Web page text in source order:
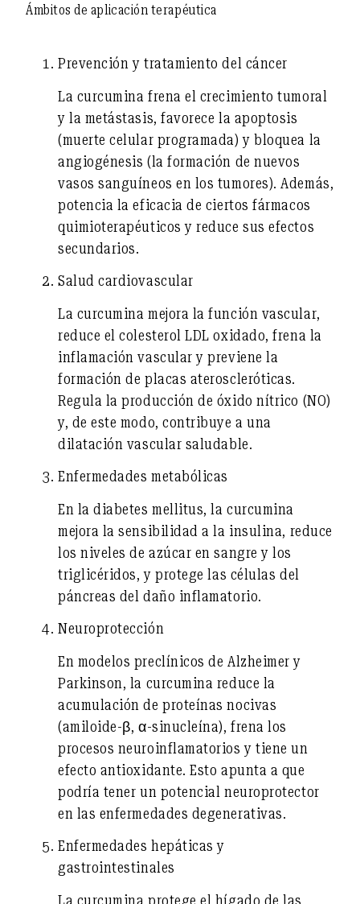
Ámbitos de aplicación terapéutica
Prevención y tratamiento del cáncer
La curcumina frena el crecimiento tumoral
y la metástasis, favorece la apoptosis
(muerte celular programada) y bloquea la
angiogénesis (la formación de nuevos
vasos sanguíneos en los tumores). Además,
potencia la eficacia de ciertos fármacos
quimioterapéuticos y reduce sus efectos
secundarios.
Salud cardiovascular
La curcumina mejora la función vascular,
reduce el colesterol LDL oxidado, frena la
inflamación vascular y previene la
formación de placas ateroscleróticas.
Regula la producción de óxido nítrico (NO)
y, de este modo, contribuye a una
dilatación vascular saludable.
Enfermedades metabólicas
En la diabetes mellitus, la curcumina
mejora la sensibilidad a la insulina, reduce
los niveles de azúcar en sangre y los
triglicéridos, y protege las células del
páncreas del daño inflamatorio.
Neuroprotección
En modelos preclínicos de Alzheimer y
Parkinson, la curcumina reduce la
acumulación de proteínas nocivas
(amiloide-β, α-sinucleína), frena los
procesos neuroinflamatorios y tiene un
efecto antioxidante. Esto apunta a que
podría tener un potencial neuroprotector
en las enfermedades degenerativas.
Enfermedades hepáticas y
gastrointestinales
La curcumina protege el hígado de las